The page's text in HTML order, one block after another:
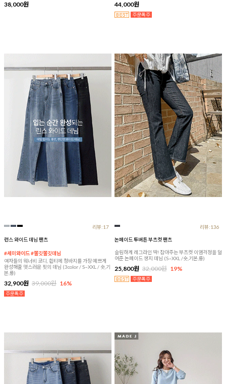
38,000원 44,000원
리뷰:17
런스 와이드 데님 팬츠
#세미와이드 #쫄깃쫄깃데님
여자들의 워너비 코디, 흰티에 청바지를 가장 예쁘게
완성해줄 멋스러운 핏의 데님 (3color / S~XXL / 숏,기
본,롱)
32,900원 39,000원 16%
리뷰:136
논페이드 투버튼 부츠컷 팬츠
슬림하게 레그라인 딱! 잡아주는 부츠컷 이염걱정을 덜
어준 논페이드 생지 데님 (S~XXL /숏,기본,롱)
25,800원 32,000원 19%